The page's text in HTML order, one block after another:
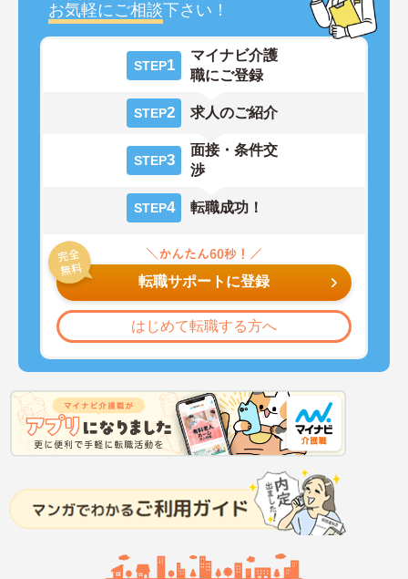
お気軽にご相談下さい！
STEP1
マイナビ介護
職にご登録
STEP2 求人のご紹介
STEP3
面接・条件交
渉
STEP4 転職成功！
転職サポートに登録
はじめて転職する方へ